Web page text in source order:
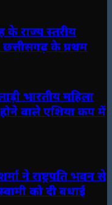
के राज्य स्तरीय
के प्रथम
भारतीय महिला
वाले एशिया कप में
ने राष्ट्रपति भवन से
को दी बधाई